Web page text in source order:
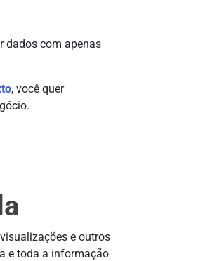
dados com apenas
, você quer
e outros
e toda a informação